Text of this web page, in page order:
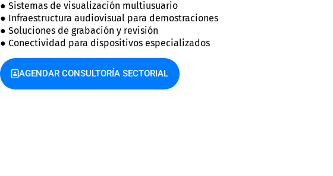
● Sistemas de visualización multiusuario
● Infraestructura audiovisual para demostraciones
● Soluciones de grabación y revisión
● Conectividad para dispositivos especializados
AGENDAR CONSULTORÍA SECTORIAL